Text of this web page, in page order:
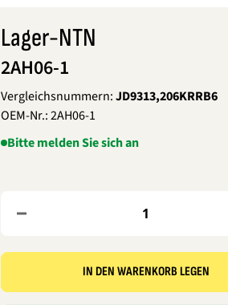
Lager-NTN
2AH06-1
Vergleichsnummern:JD9313,206KRRB6
OEM-Nr.:2AH06-1
Bitte melden Sie sich an
IN DEN WARENKORB LEGEN